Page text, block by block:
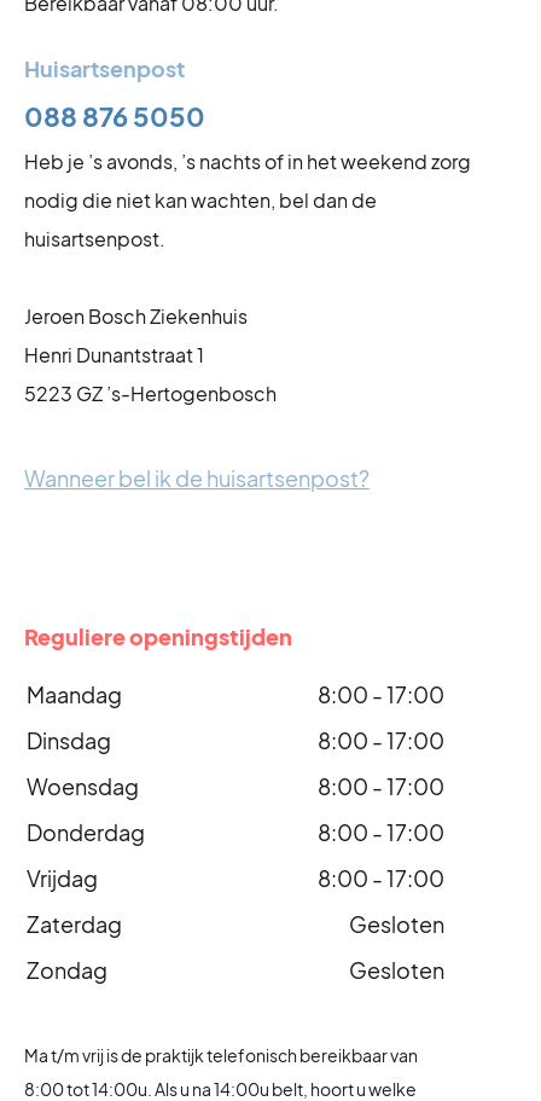
Huisartsenpost
088 876 5050
Heb je ’s avonds, ’s nachts of in het weekend zorg
nodig die niet kan wachten, bel dan de
huisartsenpost.
Jeroen Bosch Ziekenhuis
Henri Dunantstraat 1
5223 GZ ’s-Hertogenbosch
Wanneer bel ik de huisartsenpost?
Reguliere openingstijden
Maandag
8:00 - 17:00
Dinsdag
8:00 - 17:00
Woensdag
8:00 - 17:00
Donderdag
8:00 - 17:00
Vrijdag
8:00 - 17:00
Zaterdag
Gesloten
Zondag
Gesloten
Ma t/m vrij is de praktijk telefonisch bereikbaar van
8:00 tot 14:00u. Als u na 14:00u belt, hoort u welke